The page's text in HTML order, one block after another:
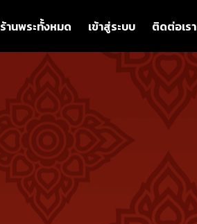
ร้านพระทั้งหมด เข้าสู่ระบบ ติดต่อเรา